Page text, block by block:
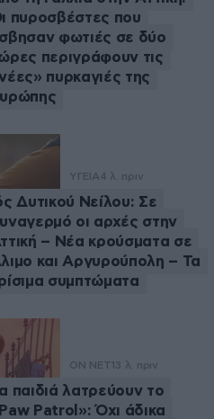
και να μην ακούμε την
εσύ το λες σημάδι
και όχι σαν: "Μαμά
έχουμε τίποτα, δεν
Την γη επίπεδη θα μας
20·07·2015 17:29
ποτέ για κάτι ?
πυροσβέστες που
φωτιές σε δύο
περιγράφουν τις
πυρκαγιές της
ΥΓΕΙΑ4 λ. πριν
Δυτικού Νείλου: Σε
οι αρχές στην
– Νέα κρούσματα σε
και Αργυρούπολη – Τα
συμπτώματα
ON NET 13 λ. πριν
παιδιά λατρεύουν το
Patrol»: Όχι άδικα